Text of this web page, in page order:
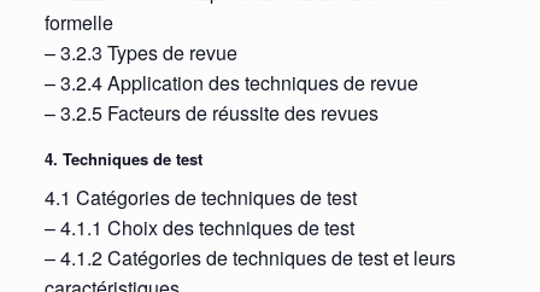
formelle
– 3.2.3 Types de revue
– 3.2.4 Application des techniques de revue
– 3.2.5 Facteurs de réussite des revues
4. Techniques de test
4.1 Catégories de techniques de test
– 4.1.1 Choix des techniques de test
– 4.1.2 Catégories de techniques de test et leurs